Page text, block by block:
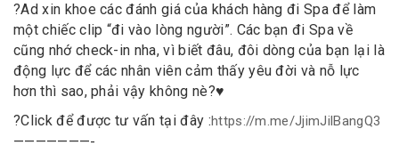
?Ad xin khoe các đánh giá của khách hàng đi Spa để làm
một chiếc clip “đi vào lòng người”. Các bạn đi Spa về
cũng nhớ check-in nha, vì biết đâu, đôi dòng của bạn lại là
động lực để các nhân viên cảm thấy yêu đời và nỗ lực
hơn thì sao, phải vậy không nè?♥️
?Click để được tư vấn tại đây :https://m.me/JjimJilBangQ3
———————-